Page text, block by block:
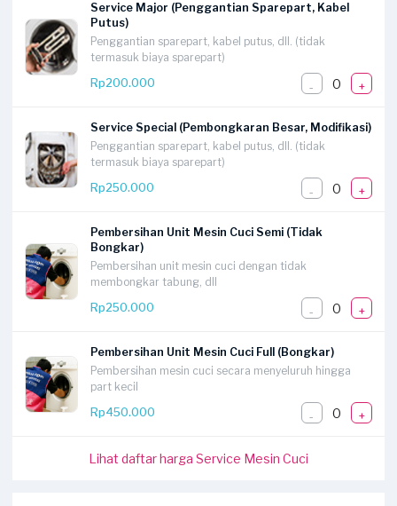
Service Major (Penggantian Sparepart, Kabel
Putus)
Penggantian sparepart, kabel putus, dll. (tidak
termasuk biaya sparepart)
Rp200.000
- 0 +
Service Special (Pembongkaran Besar, Modifikasi)
Penggantian sparepart, kabel putus, dll. (tidak
termasuk biaya sparepart)
Rp250.000
- 0 +
Pembersihan Unit Mesin Cuci Semi (Tidak
Bongkar)
Pembersihan unit mesin cuci dengan tidak
membongkar tabung, dll
Rp250.000
- 0 +
Pembersihan Unit Mesin Cuci Full (Bongkar)
Pembersihan mesin cuci secara menyeluruh hingga
part kecil
Rp450.000
- 0 +
Lihat daftar harga Service Mesin Cuci